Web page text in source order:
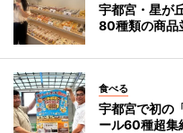
宇都宮・星が
80種類の商品
食べる
宇都宮で初の
ール60種超集